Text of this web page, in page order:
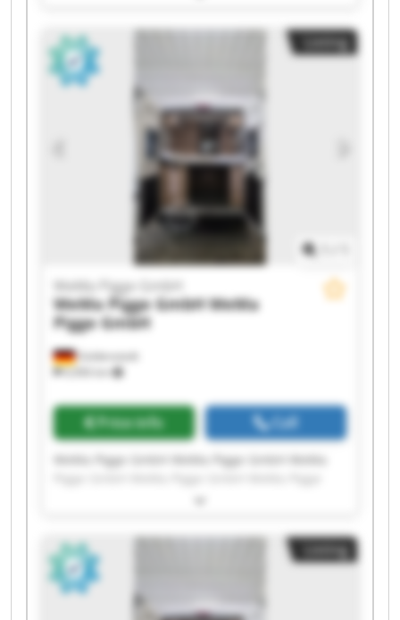
Pigge GmbH WeMa Pigge GmbH WeMa Pigge
GmbH WeMa Pigge GmbH WeMa Pigge GmbH
WeMa Pigge GmbH WeMa Pigge GmbH WeMa
Pigge GmbH WeMa Pigge GmbH WeMa Pigge
GmbH WeMa Pigge GmbH
Listing
Goldenstedt
6,906 km
WeMa Pigge GmbH
WeMa Pigge GmbHWeMa
Pigge GmbH
Price info Call
WeMa Pigge GmbH WeMa Pigge GmbH WeMa
GmbH WeMa Pigge GmbH WeMa Pigge GmbH
Pigge GmbH WeMa Pigge GmbH WeMa Pigge
GmbH WeMa Pigge GmbH WeMa Pigge GmbH
WeMa Pigge GmbH WeMa Pigge GmbH WeMa
Pigge GmbH WeMa Pigge GmbH WeMa Pigge
GmbH WeMa Pigge GmbH
Listing